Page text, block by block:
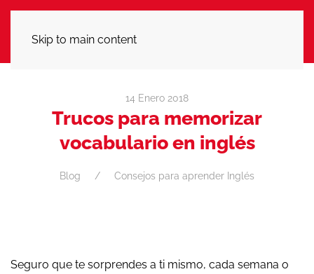
Skip to main content
14 Enero 2018
Trucos para memorizar
vocabulario en inglés
Blog Consejos para aprender Inglés
Seguro que te sorprendes a ti mismo, cada semana o